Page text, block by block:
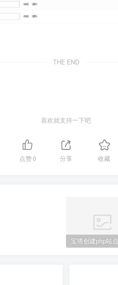
THE END
喜欢就支持一下吧
点赞0 分享 收藏